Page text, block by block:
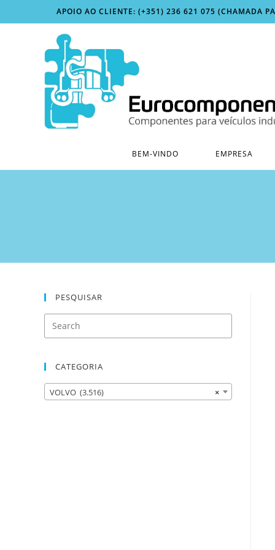
to
APOIO AO CLIENTE: (+351) 236 621 075 (CHAMADA
BEM-VINDO EMPRESA
PESQUISAR
CATEGORIA
×
VOLVO (3.516)